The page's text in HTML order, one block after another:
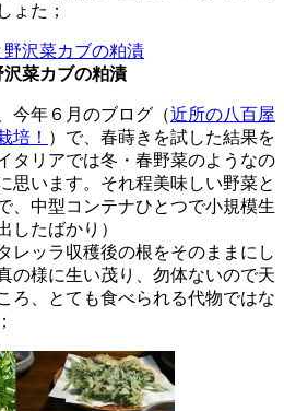
ょた；
沢菜カブの粕漬
今年６月のブログ（近所の八百屋
培！ ）で、春蒔きを試した結果を
タリアでは冬・春野菜のようなの
思います。それ程美味しい野菜と
、中型コンテナひとつで小規模生
したばかり）
レッラ収穫後の根をそのままにし
の様に生い茂り、勿体ないので天
ろ、とても食べられる代物ではな